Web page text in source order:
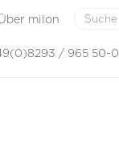
milon
/ 965 50-0